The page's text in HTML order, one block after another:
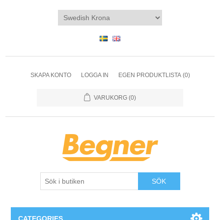
SKAPA KONTO LOGGA IN EGEN PRODUKTLISTA (0)
VARUKORG (0)
SÖK